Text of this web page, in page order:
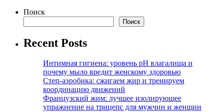
Поиск
Поиск
Recent Posts
Интимная гигиена: уровень pH влагалища и
почему мыло вредит женскому здоровью
Степ-аэробика: сжигаем жир и тренируем
координацию движений
Французский жим: лучшее изолирующее
упражнение на трицепс для мужчин и женщин